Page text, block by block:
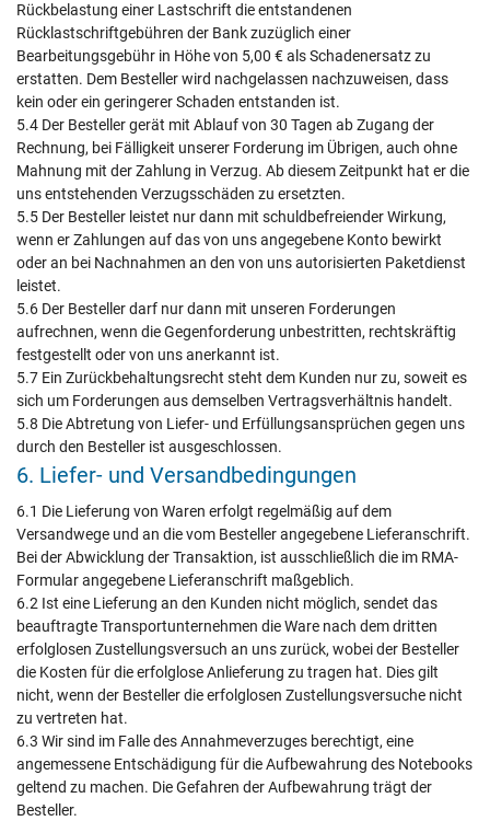
Rückbelastung einer Lastschrift die entstandenen
Rücklastschriftgebühren der Bank zuzüglich einer
Bearbeitungsgebühr in Höhe von 5,00 € als Schadenersatz zu
erstatten. Dem Besteller wird nachgelassen nachzuweisen, dass
kein oder ein geringerer Schaden entstanden ist.
5.4 Der Besteller gerät mit Ablauf von 30 Tagen ab Zugang der
Rechnung, bei Fälligkeit unserer Forderung im Übrigen, auch ohne
Mahnung mit der Zahlung in Verzug. Ab diesem Zeitpunkt hat er die
uns entstehenden Verzugsschäden zu ersetzten.
5.5 Der Besteller leistet nur dann mit schuldbefreiender Wirkung,
wenn er Zahlungen auf das von uns angegebene Konto bewirkt
oder an bei Nachnahmen an den von uns autorisierten Paketdienst
leistet.
5.6 Der Besteller darf nur dann mit unseren Forderungen
aufrechnen, wenn die Gegenforderung unbestritten, rechtskräftig
festgestellt oder von uns anerkannt ist.
5.7 Ein Zurückbehaltungsrecht steht dem Kunden nur zu, soweit es
sich um Forderungen aus demselben Vertragsverhältnis handelt.
5.8 Die Abtretung von Liefer- und Erfüllungsansprüchen gegen uns
durch den Besteller ist ausgeschlossen.
6. Liefer- und Versandbedingungen
6.1 Die Lieferung von Waren erfolgt regelmäßig auf dem
Versandwege und an die vom Besteller angegebene Lieferanschrift.
Bei der Abwicklung der Transaktion, ist ausschließlich die im RMA-
Formular angegebene Lieferanschrift maßgeblich.
6.2 Ist eine Lieferung an den Kunden nicht möglich, sendet das
beauftragte Transportunternehmen die Ware nach dem dritten
erfolglosen Zustellungsversuch an uns zurück, wobei der Besteller
die Kosten für die erfolglose Anlieferung zu tragen hat. Dies gilt
nicht, wenn der Besteller die erfolglosen Zustellungsversuche nicht
zu vertreten hat.
6.3 Wir sind im Falle des Annahmeverzuges berechtigt, eine
angemessene Entschädigung für die Aufbewahrung des Notebooks
geltend zu machen. Die Gefahren der Aufbewahrung trägt der
Besteller.